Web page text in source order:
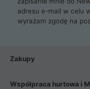
adresu e-mail w celu
wyrażam zgodę na
Zakupy
Współpraca hurtowa i